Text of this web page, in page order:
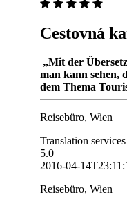
Cestovná
„Mit der
man kann sehen,
dem Thema
Reisebüro, Wien
Translation services
5.0
2016-04-
Reisebüro, Wien